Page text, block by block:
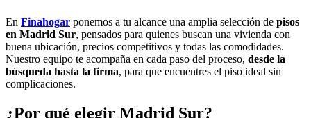
En Finahogar ponemos a tu alcance una amplia selección de pisos
en Madrid Sur, pensados para quienes buscan una vivienda con
buena ubicación, precios competitivos y todas las comodidades.
Nuestro equipo te acompaña en cada paso del proceso, desde la
búsqueda hasta la firma, para que encuentres el piso ideal sin
complicaciones.
¿Por qué elegir Madrid Sur?